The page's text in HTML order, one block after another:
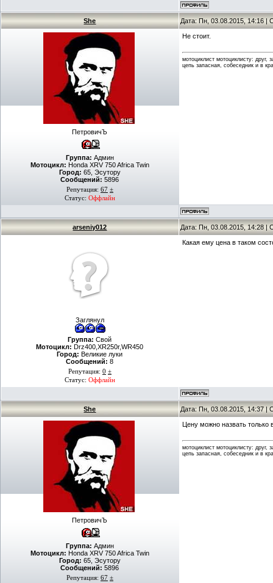
She Дата: Пн, 03.08.2015, 14:16 |
ПетровичЪ
Группа: Админ
Мотоцикл: Honda XRV 750 Africa Twin
Город: 65, Эсутору
Сообщений: 5896
Репутация: 67 ±
Статус: Оффлайн
Не стоит.
мотоциклист мотоциклисту: друг,
цепь запасная, собеседник и в
arseniy012 Дата: Пн, 03.08.2015, 14:28 |
Заглянул
Группа: Свой
Мотоцикл: Drz400,XR250r,WR450
Город: Великие луки
Сообщений: 8
Репутация: 0 ±
Статус: Оффлайн
Какая ему цена в таком
She Дата: Пн, 03.08.2015, 14:37 |
ПетровичЪ
Группа: Админ
Мотоцикл: Honda XRV 750 Africa Twin
Город: 65, Эсутору
Сообщений: 5896
Репутация: 67 ±
Цену можно назвать только
мотоциклист мотоциклисту: друг,
цепь запасная, собеседник и в